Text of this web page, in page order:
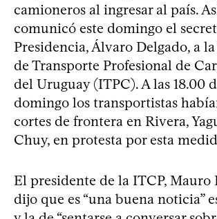
camioneros al ingresar al país.
comunicó este domingo el
Presidencia, Álvaro Delgado, a
de Transporte Profesional de
del Uruguay (ITPC). A las 18.00
domingo los transportistas
cortes de frontera en Rivera,
Chuy, en protesta por esta
El presidente de la ITCP, Mauro
dijo que es “una buena noticia”